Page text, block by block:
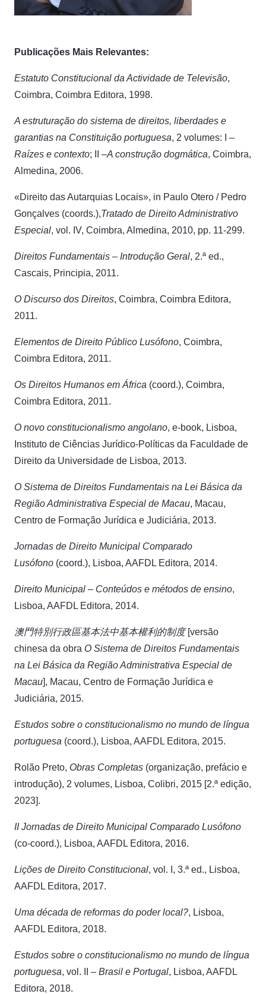
Publicações Mais Relevantes:
Estatuto Constitucional da Actividade de Televisão,
Coimbra, Coimbra Editora, 1998.
A estruturação do sistema de direitos, liberdades e
garantias na Constituição portuguesa, 2 volumes: I –
Raízes e contexto; II –A construção dogmática, Coimbra,
Almedina, 2006.
«Direito das Autarquias Locais», in Paulo Otero / Pedro
Gonçalves (coords.),Tratado de Direito Administrativo
Especial, vol. IV, Coimbra, Almedina, 2010, pp. 11-299.
Direitos Fundamentais – Introdução Geral, 2.ª ed.,
Cascais, Principia, 2011.
O Discurso dos Direitos, Coimbra, Coimbra Editora,
2011.
Elementos de Direito Público Lusófono, Coimbra,
Coimbra Editora, 2011.
Os Direitos Humanos em África (coord.), Coimbra,
Coimbra Editora, 2011.
O novo constitucionalismo angolano, e-book, Lisboa,
Instituto de Ciências Jurídico-Políticas da Faculdade de
Direito da Universidade de Lisboa, 2013.
O Sistema de Direitos Fundamentais na Lei Básica da
Região Administrativa Especial de Macau, Macau,
Centro de Formação Jurídica e Judiciária, 2013.
Jornadas de Direito Municipal Comparado
Lusófono (coord.), Lisboa, AAFDL Editora, 2014.
Direito Municipal – Conteúdos e métodos de ensino,
Lisboa, AAFDL Editora, 2014.
澳門特別行政區基本法中基本權利的制度[versão
chinesa da obra O Sistema de Direitos Fundamentais
na Lei Básica da Região Administrativa Especial de
Macau], Macau, Centro de Formação Jurídica e
Judiciária, 2015.
Estudos sobre o constitucionalismo no mundo de língua
portuguesa (coord.), Lisboa, AAFDL Editora, 2015.
Rolão Preto, Obras Completas (organização, prefácio e
introdução), 2 volumes, Lisboa, Colibri, 2015 [2.ª edição,
2023].
II Jornadas de Direito Municipal Comparado Lusófono
(co-coord.), Lisboa, AAFDL Editora, 2016.
Lições de Direito Constitucional, vol. I, 3.ª ed., Lisboa,
AAFDL Editora, 2017.
Uma década de reformas do poder local?, Lisboa,
AAFDL Editora, 2018.
Estudos sobre o constitucionalismo no mundo de língua
portuguesa, vol. II – Brasil e Portugal, Lisboa, AAFDL
Editora, 2018.